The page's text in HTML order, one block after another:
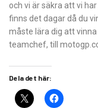
och vi är säkra att vi
finns det dagar då du
måste lära dig att
teamchef, till
Dela det här: